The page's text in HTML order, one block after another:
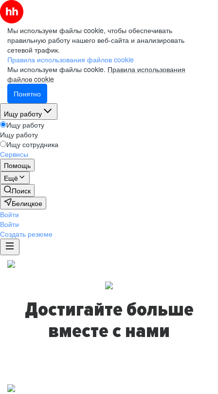
Мы используем файлы cookie, чтобы обеспечивать
правильную работу нашего веб-сайта и анализировать
сетевой трафик.
Правила использования файлов cookie
Мы используем файлы cookie. Правила использования
файлов cookie
Понятно
Ищу работу
Ищу работу
Ищу работу
Ищу сотрудника
Сервисы
Помощь
Ещё
Поиск
Белицкое
Войти
Войти
Создать резюме
Достигайте больше
вместе с нами